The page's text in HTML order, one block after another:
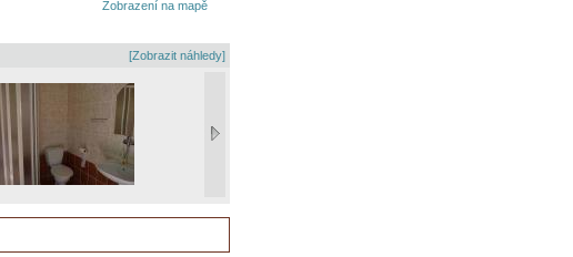
Zobrazení na mapě
[Zobrazit náhledy]